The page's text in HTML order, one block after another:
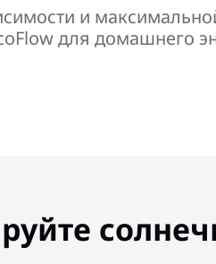
и
для домашнего